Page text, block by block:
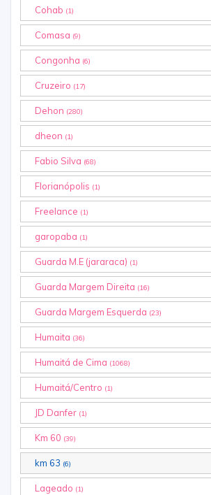
Cohab (1)
Comasa (9)
Congonha (6)
Cruzeiro (17)
Dehon (280)
dheon (1)
Fabio Silva (68)
Florianópolis (1)
Freelance (1)
garopaba (1)
Guarda M.E (jararaca) (1)
Guarda Margem Direita (16)
Guarda Margem Esquerda (23)
Humaita (36)
Humaitá de Cima (1068)
Humaitá/Centro (1)
JD Danfer (1)
Km 60 (39)
km 63 (6)
Lageado (1)